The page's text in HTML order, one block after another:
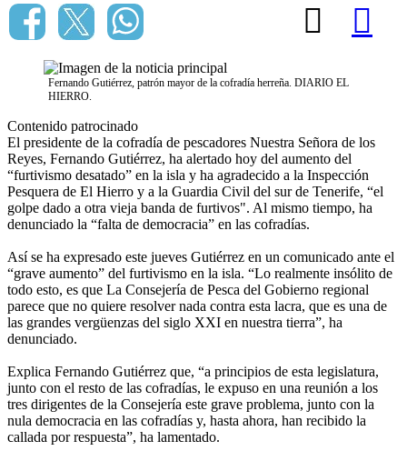
Fernando Gutiérrez, patrón mayor de la cofradía herreña. DIARIO EL
HIERRO.
Contenido patrocinado
El presidente de la cofradía de pescadores Nuestra Señora de los
Reyes, Fernando Gutiérrez, ha alertado hoy del aumento del
“furtivismo desatado” en la isla y ha agradecido a la Inspección
Pesquera de El Hierro y a la Guardia Civil del sur de Tenerife, “el
golpe dado a otra vieja banda de furtivos". Al mismo tiempo, ha
denunciado la “falta de democracia” en las cofradías.
Así se ha expresado este jueves Gutiérrez en un comunicado ante el
“grave aumento” del furtivismo en la isla. “Lo realmente insólito de
todo esto, es que La Consejería de Pesca del Gobierno regional
parece que no quiere resolver nada contra esta lacra, que es una de
las grandes vergüenzas del siglo XXI en nuestra tierra”, ha
denunciado.
Explica Fernando Gutiérrez que, “a principios de esta legislatura,
junto con el resto de las cofradías, le expuso en una reunión a los
tres dirigentes de la Consejería este grave problema, junto con la
nula democracia en las cofradías y, hasta ahora, han recibido la
callada por respuesta”, ha lamentado.